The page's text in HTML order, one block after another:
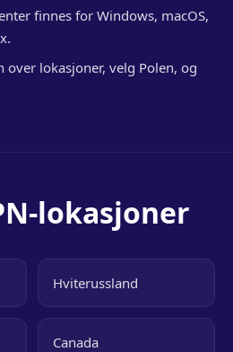
finnes for Windows, macOS,
over lokasjoner, velg Polen, og
lokasjoner
Hviterussland
Canada